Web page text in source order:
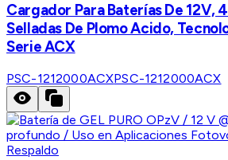
Cargador Para Baterías De 12V,
Selladas De Plomo Acido,
Serie ACX
PSC-1212000ACXPSC-1212000ACX